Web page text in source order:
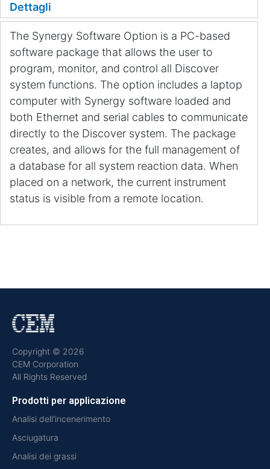
Dettagli
The Synergy Software Option is a PC-based
software package that allows the user to
program, monitor, and control all Discover
system functions. The option includes a laptop
computer with Synergy software loaded and
both Ethernet and serial cables to communicate
directly to the Discover system. The package
creates, and allows for the full management of
a database for all system reaction data. When
placed on a network, the current instrument
status is visible from a remote location.
Copyright © 2026
CEM Corporation
All Rights Reserved
Prodotti per applicazione
Analisi dell'incenerimento
Asciugatura
Analisi dei grassi